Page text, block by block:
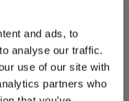
and ads, to
analyse our traffic.
use of our site with
partners who